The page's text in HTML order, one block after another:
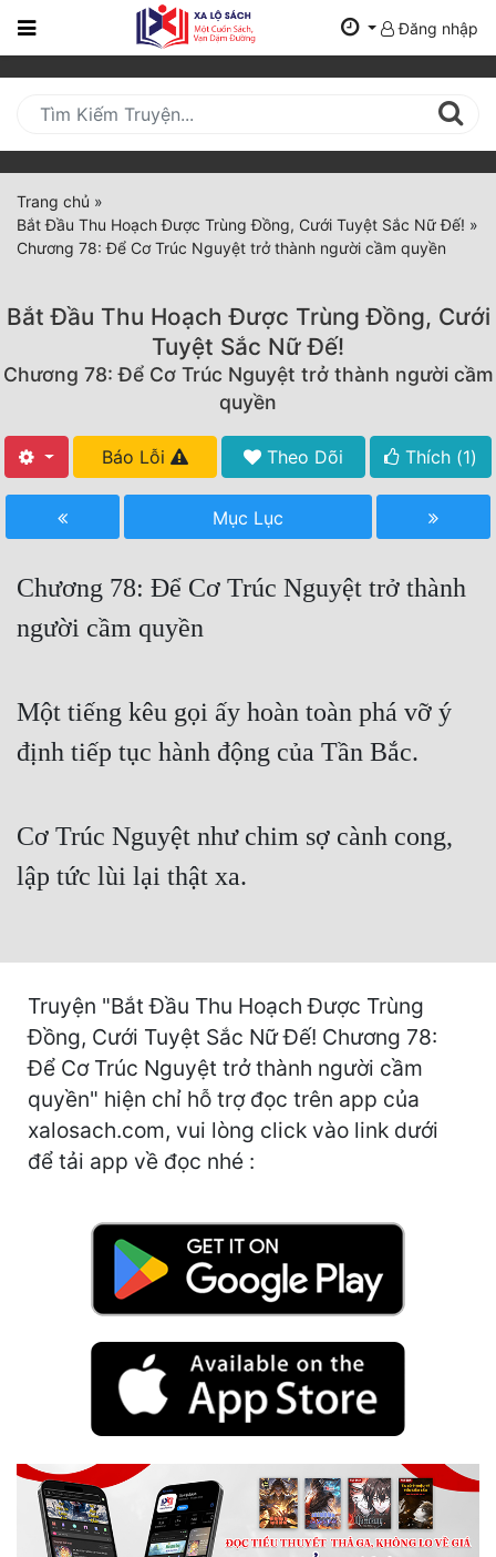
Trang
Mới
Cập
Nhật
(current)
BXH
Hoàn Thành
Hậu Cung
Truyện Convert
Truyện Nhập Môn
Truyện ngắn
Cung Đấu
Cổ Tiên Hiệp
Cổ Đại
Dã Sử
Dị Giới
Hài Hước
Hệ Thống
Đăng nhập
Trang chủ »
Bắt Đầu Thu Hoạch Được Trùng Đồng, Cưới Tuyệt Sắc Nữ Đế! »
Chương 78: Để Cơ Trúc Nguyệt trở thành người cầm quyền
Bắt Đầu Thu Hoạch Được Trùng Đồng, Cưới
Tuyệt Sắc Nữ Đế!
Chương 78: Để Cơ Trúc Nguyệt trở thành người cầm
quyền
Báo Lỗi Theo Dõi Thích (1)
Mục Lục
Chương 78: Để Cơ Trúc Nguyệt trở thành
người cầm quyền
Một tiếng kêu gọi ấy hoàn toàn phá vỡ ý
định tiếp tục hành động của Tần Bắc.
Cơ Trúc Nguyệt như chim sợ cành cong,
lập tức lùi lại thật xa.
Truyện "Bắt Đầu Thu Hoạch Được Trùng
Đồng, Cưới Tuyệt Sắc Nữ Đế! Chương 78:
Để Cơ Trúc Nguyệt trở thành người cầm
quyền" hiện chỉ hỗ trợ đọc trên app của
xalosach.com, vui lòng click vào link dưới
để tải app về đọc nhé :